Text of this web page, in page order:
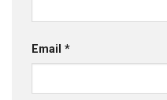
Email *